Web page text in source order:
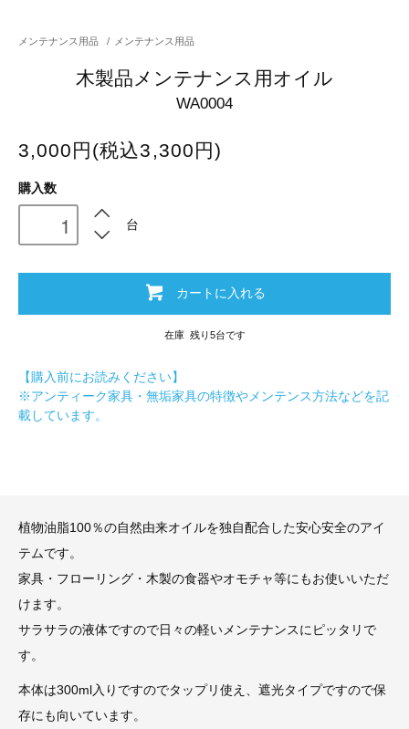
メンテナンス用品 / メンテナンス用品
木製品メンテナンス用オイル
WA0004
3,000円(税込3,300円)
購入数
台
カートに入れる
在庫 残り5台です
【購入前にお読みください】
※アンティーク家具・無垢家具の特徴やメンテンス方法などを記
載しています。
植物油脂100％の自然由来オイルを独自配合した安心安全のアイ
テムです。
家具・フローリング・木製の食器やオモチャ等にもお使いいただ
けます。
サラサラの液体ですので日々の軽いメンテナンスにピッタリで
す。
本体は300ml入りですのでタップリ使え、遮光タイプですので保
存にも向いています。